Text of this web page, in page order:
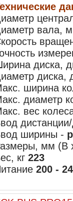
вала,
диска,
ширина
диаметр
вес
ширины -
мм (В
кг 223
200 -